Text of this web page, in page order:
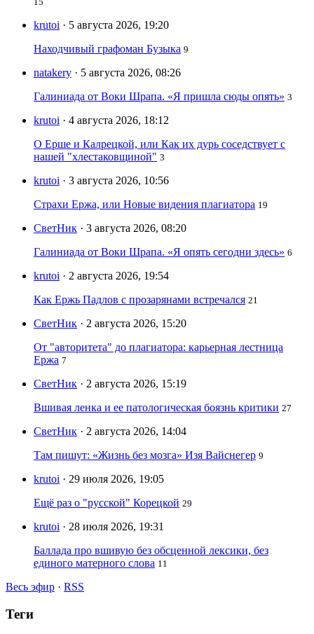
krutoi · 5 августа 2026, 19:20
Находчивый графоман Бузыка 9
natakery · 5 августа 2026, 08:26
Галиниада от Воки Шрапа. «Я пришла сюды опять» 3
krutoi · 4 августа 2026, 18:12
О Ерше и Калрецкой, или Как их дурь соседствует с
нашей "хлестаковщиной" 3
krutoi · 3 августа 2026, 10:56
Страхи Ержа, или Новые видения плагиатора 19
СветНик · 3 августа 2026, 08:20
Галиниада от Воки Шрапа. «Я опять сегодни здесь» 6
krutoi · 2 августа 2026, 19:54
Как Ержь Падлов с прозарянами встречался 21
СветНик · 2 августа 2026, 15:20
От "авторитета" до плагиатора: карьерная лестница
Ержа 7
СветНик · 2 августа 2026, 15:19
Вшивая ленка и ее патологическая боязнь критики 27
СветНик · 2 августа 2026, 14:04
Там пишут: «Жизнь без мозга» Изя Вайснегер 9
krutoi · 29 июля 2026, 19:05
Ещё раз о "русской" Корецкой 29
krutoi · 28 июля 2026, 19:31
Баллада про вшивую без обсценной лексики, без
единого матерного слова 11
Весь эфир · RSS
Теги